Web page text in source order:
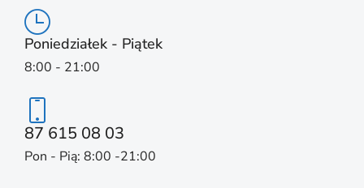
Poniedziałek - Piątek
8:00 - 21:00
87 615 08 03
Pon - Pią: 8:00 -21:00